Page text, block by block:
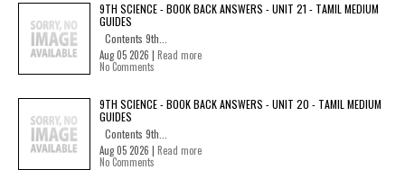
9TH SCIENCE - BOOK BACK ANSWERS - UNIT 21 - TAMIL MEDIUM
GUIDES
Contents 9th...
Aug 05 2026 | Read more
No Comments
9TH SCIENCE - BOOK BACK ANSWERS - UNIT 20 - TAMIL MEDIUM
GUIDES
Contents 9th...
Aug 05 2026 | Read more
No Comments